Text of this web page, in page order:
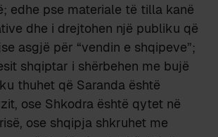
edhe pse materiale të tilla kanë
dhe i drejtohen një publiku që
asgjë për “vendin e shqipeve”;
shqiptar i shërbehen me bujë
thuhet që Saranda është
ose Shkodra është qytet në
ose shqipja shkruhet me